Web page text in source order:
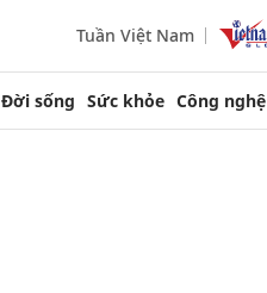
Tuần Việt Nam
Đời sống Sức khỏe Công nghệ